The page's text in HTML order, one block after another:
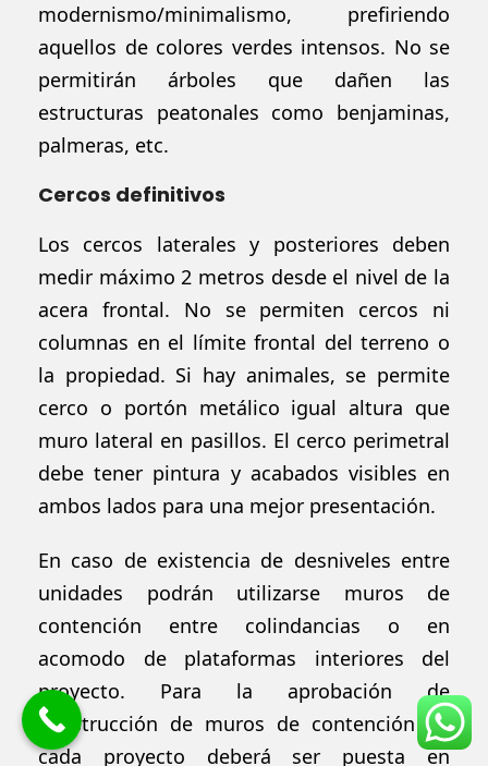
modernismo/minimalismo, prefiriendo
aquellos de colores verdes intensos. No se
permitirán árboles que dañen las
estructuras peatonales como benjaminas,
palmeras, etc.
Cercos definitivos
Los cercos laterales y posteriores deben
medir máximo 2 metros desde el nivel de la
acera frontal. No se permiten cercos ni
columnas en el límite frontal del terreno o
la propiedad. Si hay animales, se permite
cerco o portón metálico igual altura que
muro lateral en pasillos. El cerco perimetral
debe tener pintura y acabados visibles en
ambos lados para una mejor presentación.
En caso de existencia de desniveles entre
unidades podrán utilizarse muros de
contención entre colindancias o en
acomodo de plataformas interiores del
proyecto. Para la aprobación de
construcción de muros de contención de
cada proyecto deberá ser puesta en